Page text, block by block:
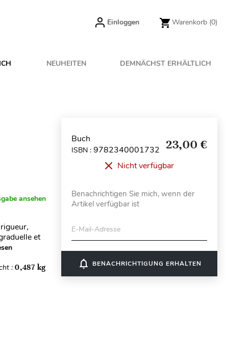
Einloggen Warenkorb (0)
NEUHEITEN DEMNÄCHST ERHÄLTLICH
ansehen
et
:0,487 kg
Buch
ISBN : 9782340001732 23,00 €
Nicht verfügbar
Benachrichtigen Sie mich, wenn der
Artikel verfügbar ist
E-Mail-Adresse
notifications_none BENACHRICHTIGUNG ERHALTEN